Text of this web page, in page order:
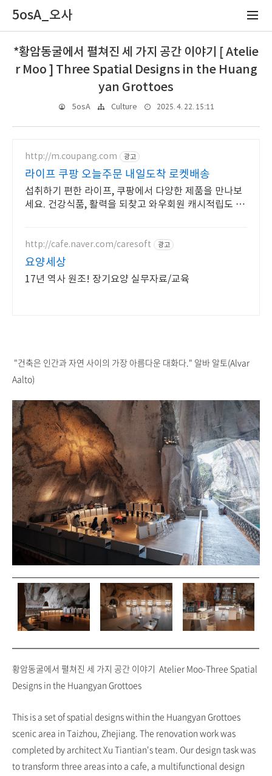
5osA_오사
*황암동굴에서 펼쳐진 세 가지 공간 이야기 [ Atelie
r Moo ] Three Spatial Designs in the Huang
yan Grottoes
5osA Culture 2025. 4. 22. 15:11
http://m.coupang.com 광고
라이프 쿠팡 오늘주문 내일도착 로켓배송
섭취하기 편한 라이프, 쿠팡에서 다양한 제품을 만나보
세요. 건강식품, 활력을 되찾고 와우회원 캐시적립도 받
http://cafe.naver.com/caresoft 광고
요양세상
17년 역사 원조! 장기요양 실무자료/교육
"건축은 인간과 자연 사이의 가장 아름다운 대화다." 알바 알토(Alvar
Aalto)
황암동굴에서 펼쳐진 세 가지 공간 이야기 Atelier Moo-Three Spatial
Designs in the Huangyan Grottoes
This is a set of spatial designs within the Huangyan Grottoes
scenic area in Taizhou, Zhejiang. The renovation work was
completed by architect Xu Tiantian's team. Our design task was
to transform three areas into a cafe, a multifunctional design